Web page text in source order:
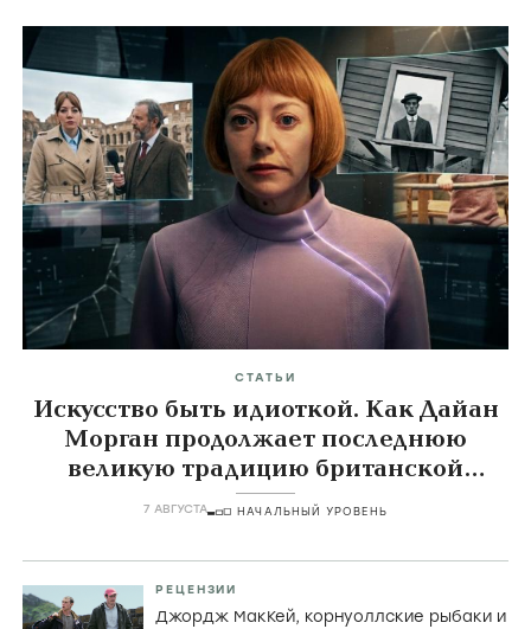
СТАТЬИ
Искусство быть идиоткой. Как Дайан
Морган продолжает последнюю
великую традицию британской
комедии
7 АВГУСТА НАЧАЛЬНЫЙ УРОВЕНЬ
РЕЦЕНЗИИ
Джордж МакКей, корнуоллские рыбаки и